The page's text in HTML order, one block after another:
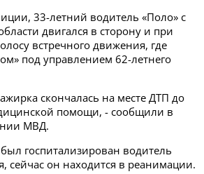
33-летний водитель «Поло» с
двигался в сторону и при
встречного движения, где
под управлением 62-летнего
скончалась на месте ДТП до
помощи, - сообщили в
МВД.
госпитализирован водитель
сейчас он находится в реанимации.